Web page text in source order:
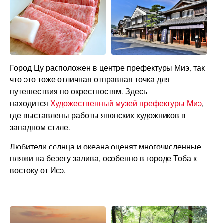
Город Цу расположен в центре префектуры Миэ, так
что это тоже отличная отправная точка для
путешествия по окрестностям. Здесь
находится Художественный музей префектуры Миэ,
где выставлены работы японских художников в
западном стиле.
Любители солнца и океана оценят многочисленные
пляжи на берегу залива, особенно в городе Тоба к
востоку от Исэ.